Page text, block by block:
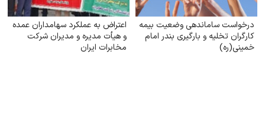
درخواست ساماندهی وضعیت بیمه
کارگران تخلیه و بارگیری بندر امام
خمینی‌(ره)
اعتراض به عملکرد سهامداران عمده
و هیأت مدیره و مدیران شرکت
مخابرات ایران